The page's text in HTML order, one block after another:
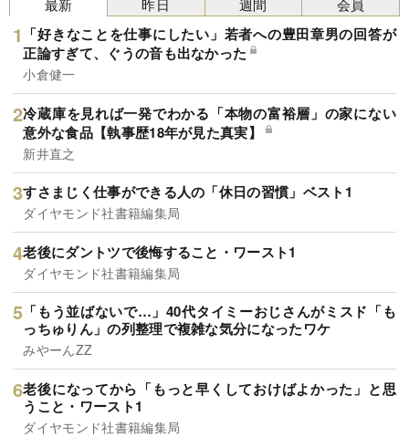
「好きなことを仕事にしたい」若者への豊田章男の回答が
正論すぎて、ぐうの音も出なかった
小倉健一
冷蔵庫を見れば一発でわかる「本物の富裕層」の家にない
意外な食品【執事歴18年が見た真実】
新井直之
すさまじく仕事ができる人の「休日の習慣」ベスト1
ダイヤモンド社書籍編集局
老後にダントツで後悔すること・ワースト1
ダイヤモンド社書籍編集局
「もう並ばないで…」40代タイミーおじさんがミスド「も
っちゅりん」の列整理で複雑な気分になったワケ
みやーんZZ
老後になってから「もっと早くしておけばよかった」と思
うこと・ワースト1
ダイヤモンド社書籍編集局